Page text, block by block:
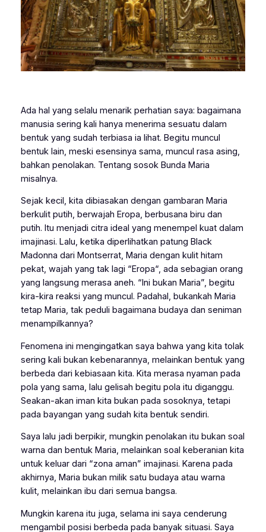
Ada hal yang selalu menarik perhatian saya: bagaimana
manusia sering kali hanya menerima sesuatu dalam
bentuk yang sudah terbiasa ia lihat. Begitu muncul
bentuk lain, meski esensinya sama, muncul rasa asing,
bahkan penolakan. Tentang sosok Bunda Maria
misalnya.
Sejak kecil, kita dibiasakan dengan gambaran Maria
berkulit putih, berwajah Eropa, berbusana biru dan
putih. Itu menjadi citra ideal yang menempel kuat dalam
imajinasi. Lalu, ketika diperlihatkan patung Black
Madonna dari Montserrat, Maria dengan kulit hitam
pekat, wajah yang tak lagi “Eropa“, ada sebagian orang
yang langsung merasa aneh. “Ini bukan Maria”, begitu
kira-kira reaksi yang muncul. Padahal, bukankah Maria
tetap Maria, tak peduli bagaimana budaya dan seniman
menampilkannya?
Fenomena ini mengingatkan saya bahwa yang kita tolak
sering kali bukan kebenarannya, melainkan bentuk yang
berbeda dari kebiasaan kita. Kita merasa nyaman pada
pola yang sama, lalu gelisah begitu pola itu diganggu.
Seakan-akan iman kita bukan pada sosoknya, tetapi
pada bayangan yang sudah kita bentuk sendiri.
Saya lalu jadi berpikir, mungkin penolakan itu bukan soal
warna dan bentuk Maria, melainkan soal keberanian kita
untuk keluar dari “zona aman” imajinasi. Karena pada
akhirnya, Maria bukan milik satu budaya atau warna
kulit, melainkan ibu dari semua bangsa.
Mungkin karena itu juga, selama ini saya cenderung
mengambil posisi berbeda pada banyak situasi. Saya